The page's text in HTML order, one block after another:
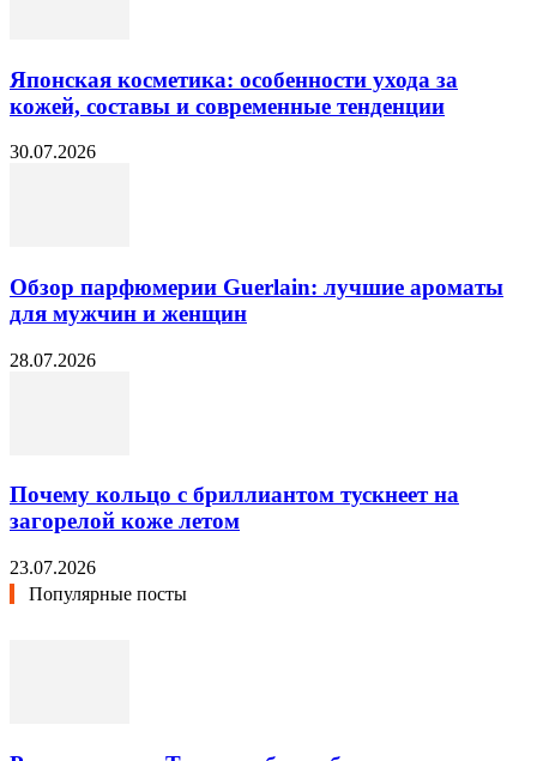
Японская косметика: особенности ухода за
кожей, составы и современные тенденции
30.07.2026
Обзор парфюмерии Guerlain: лучшие ароматы
для мужчин и женщин
28.07.2026
Почему кольцо с бриллиантом тускнеет на
загорелой коже летом
23.07.2026
Популярные посты